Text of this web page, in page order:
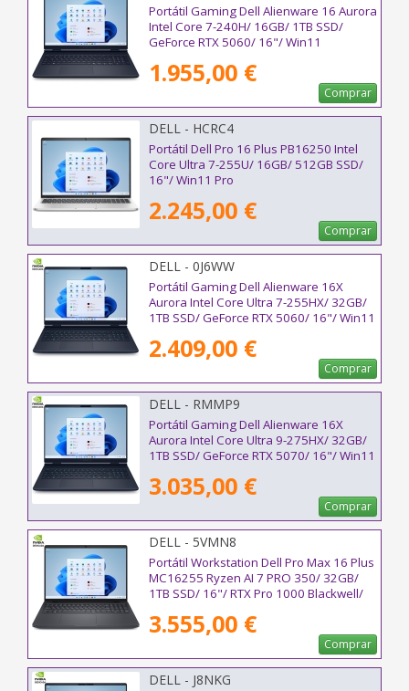
Portátil Gaming Dell Alienware 16 Aurora
Intel Core 7-240H/ 16GB/ 1TB SSD/
GeForce RTX 5060/ 16"/ Win11
1.955,00 €
Comprar
DELL - HCRC4
Portátil Dell Pro 16 Plus PB16250 Intel
Core Ultra 7-255U/ 16GB/ 512GB SSD/
16"/ Win11 Pro
2.245,00 €
Comprar
DELL - 0J6WW
Portátil Gaming Dell Alienware 16X
Aurora Intel Core Ultra 7-255HX/ 32GB/
1TB SSD/ GeForce RTX 5060/ 16"/ Win11
2.409,00 €
Comprar
DELL - RMMP9
Portátil Gaming Dell Alienware 16X
Aurora Intel Core Ultra 9-275HX/ 32GB/
1TB SSD/ GeForce RTX 5070/ 16"/ Win11
3.035,00 €
Comprar
DELL - 5VMN8
Portátil Workstation Dell Pro Max 16 Plus
MC16255 Ryzen AI 7 PRO 350/ 32GB/
1TB SSD/ 16"/ RTX Pro 1000 Blackwell/
3.555,00 €
Comprar
DELL - J8NKG